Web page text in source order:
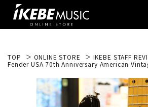
エレキギター
TOP ONLINE STORE
IKEBE STAFF
Fender USA 70th Anniversary American